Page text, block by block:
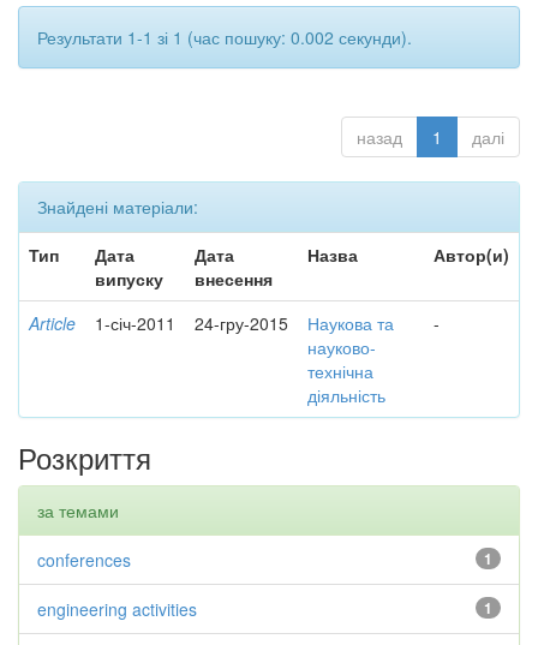
Результати 1-1 зі 1 (час пошуку: 0.002 секунди).
назад 1 далі
Знайдені матеріали:
Тип
Дата
випуску
Дата
внесення
Назва Автор(и)
Article 1-січ-2011 24-гру-2015
Наукова та
науково-
технічна
діяльність
-
Розкриття
за темами
1
conferences
1
engineering activities